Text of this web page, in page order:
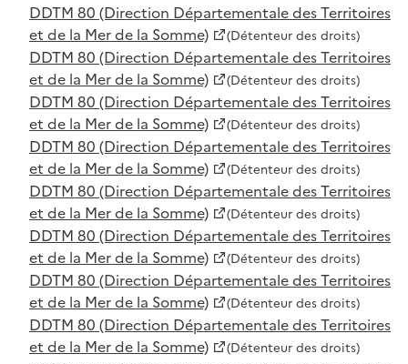
DDTM 80 (Direction Départementale des Territoires
et de la Mer de la Somme)
(Détenteur des droits)
DDTM 80 (Direction Départementale des Territoires
et de la Mer de la Somme)
(Détenteur des droits)
DDTM 80 (Direction Départementale des Territoires
et de la Mer de la Somme)
(Détenteur des droits)
DDTM 80 (Direction Départementale des Territoires
et de la Mer de la Somme)
(Détenteur des droits)
DDTM 80 (Direction Départementale des Territoires
et de la Mer de la Somme)
(Détenteur des droits)
DDTM 80 (Direction Départementale des Territoires
et de la Mer de la Somme)
(Détenteur des droits)
DDTM 80 (Direction Départementale des Territoires
et de la Mer de la Somme)
(Détenteur des droits)
DDTM 80 (Direction Départementale des Territoires
et de la Mer de la Somme)
(Détenteur des droits)